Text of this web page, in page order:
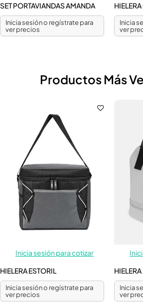
SET PORTAVIANDAS AMANDA
Inicia sesión o regístrate para
ver precios
Inicia
ver
Productos Más
Inicia sesión para cotizar
HIELERA ESTORIL
Inicia sesión o regístrate para
ver precios
Inicia
ver